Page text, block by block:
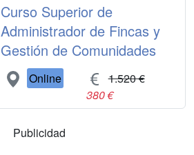
Curso Superior de
Administrador de Fincas y
Gestión de Comunidades
Online
1.520 €
380 €
Publicidad